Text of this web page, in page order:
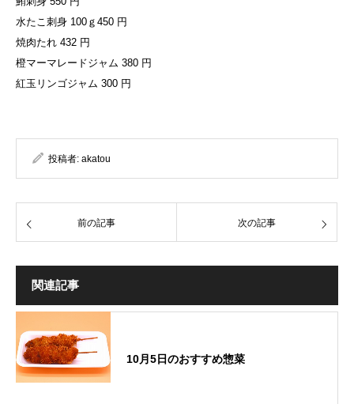
水たこ刺身 100ｇ450 円
焼肉たれ 432 円
橙マーマレードジャム 380 円
紅玉リンゴジャム 300 円
投稿者: akatou
前の記事 次の記事
関連記事
10月5日のおすすめ惣菜